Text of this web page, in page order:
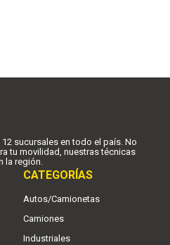
sucursales en todo el país. No
tu movilidad, nuestras técnicas
la región.
CATEGORÍAS
Autos/Camionetas
Camiones
Industriales